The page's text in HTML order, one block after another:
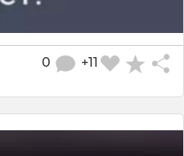
+11
0